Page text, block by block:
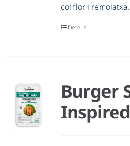
coliflor i remolatxa.
Detalls
Burger
Inspired